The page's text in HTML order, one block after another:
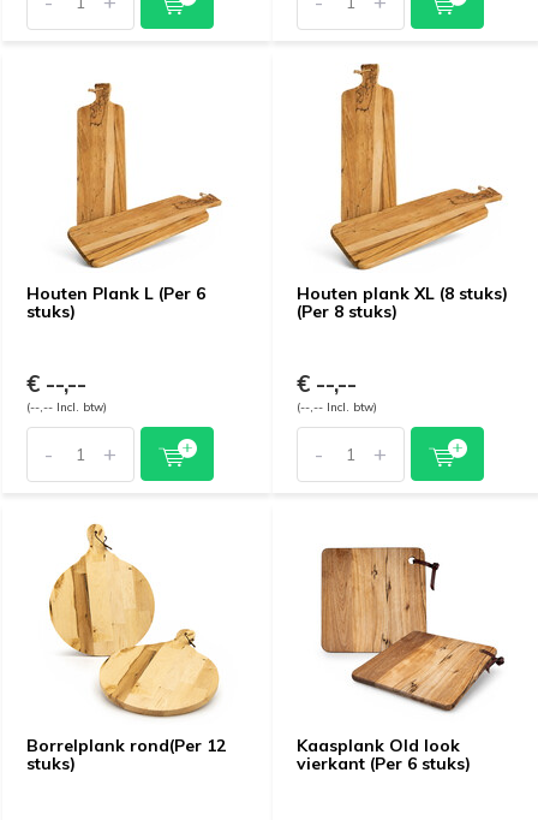
Houten Plank L (Per 6
stuks)
€ --,--
(--,-- Incl. btw)
- +
Houten plank XL (8 stuks)
(Per 8 stuks)
€ --,--
(--,-- Incl. btw)
- +
Borrelplank rond(Per 12
stuks)
Kaasplank Old look
vierkant (Per 6 stuks)